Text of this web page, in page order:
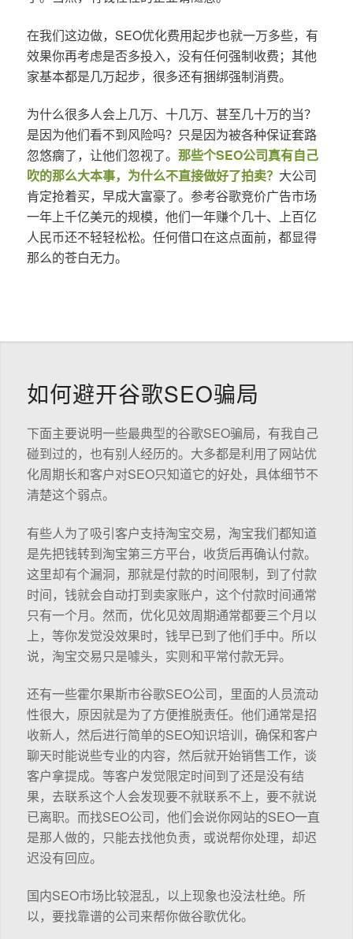
在我们这边做，SEO优化费用起步也就一万多些，有
效果你再考虑是否多投入，没有任何强制收费；其他
家基本都是几万起步，很多还有捆绑强制消费。
为什么很多人会上几万、十几万、甚至几十万的当？
是因为他们看不到风险吗？只是因为被各种保证套路
忽悠瘸了，让他们忽视了。 那些个SEO公司真有自己
吹的那么大本事，为什么不直接做好了拍卖？ 大公司
肯定抢着买，早成大富豪了。参考谷歌竞价广告市场
一年上千亿美元的规模，他们一年赚个几十、上百亿
人民币还不轻轻松松。任何借口在这点面前，都显得
那么的苍白无力。
如何避开谷歌SEO骗局
下面主要说明一些最典型的谷歌SEO骗局，有我自己
碰到过的，也有别人经历的。大多都是利用了网站优
化周期长和客户对SEO只知道它的好处，具体细节不
清楚这个弱点。
有些人为了吸引客户支持淘宝交易，淘宝我们都知道
是先把钱转到淘宝第三方平台，收货后再确认付款。
这里却有个漏洞，那就是付款的时间限制，到了付款
时间，钱就会自动打到卖家账户，这个付款时间通常
只有一个月。然而，优化见效周期通常都要三个月以
上，等你发觉没效果时，钱早已到了他们手中。所以
说，淘宝交易只是噱头，实则和平常付款无异。
还有一些霍尔果斯市谷歌SEO公司，里面的人员流动
性很大，原因就是为了方便推脱责任。他们通常是招
收新人，然后进行简单的SEO知识培训，确保和客户
聊天时能说些专业的内容，然后就开始销售工作，谈
客户拿提成。等客户发觉限定时间到了还是没有结
果，去联系这个人会发现要不就联系不上，要不就说
已离职。而找SEO公司，他们会说你网站的SEO一直
是那人做的，只能去找他负责，或说帮你处理，却迟
迟没有回应。
国内SEO市场比较混乱，以上现象也没法杜绝。所
以，要找靠谱的公司来帮你做谷歌优化。